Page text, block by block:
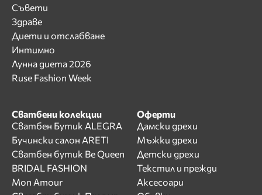
Съвети
Здраве
Диети и отслабване
Интимно
Лунна диета 2026
Ruse Fashion Week
Сватбени колекции
Сватбен Бутик ALEGRA
Бучински салон ARETI
Сватбен бутик Be Queen
BRIDAL FASHION
Mon Amour
Оферти
Дамски дрехи
Мъжки дрехи
Детски дрехи
Текстил и прежди
Аксесоари